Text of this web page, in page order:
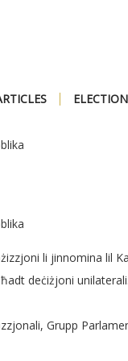
li jinnomina lil
deċiżjoni unilaterali.
Grupp